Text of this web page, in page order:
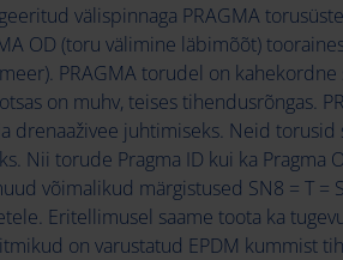
välispinnaga PRAGMA
OD (toru välimine läbimõõt)
PRAGMA torudel on kahekordne
on muhv, teises tihendusrõngas.
drenaaživee juhtimiseks. Neid torusid
Nii torude Pragma ID kui ka Pragma
võimalikud märgistused SN8 = T =
Eritellimusel saame toota ka
on varustatud EPDM kummist